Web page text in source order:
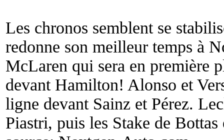
Les chronos semblent se
redonne son meilleur temps à
McLaren qui sera en première
devant Hamilton! Alonso et
ligne devant Sainz et Pérez.
Piastri, puis les Stake de